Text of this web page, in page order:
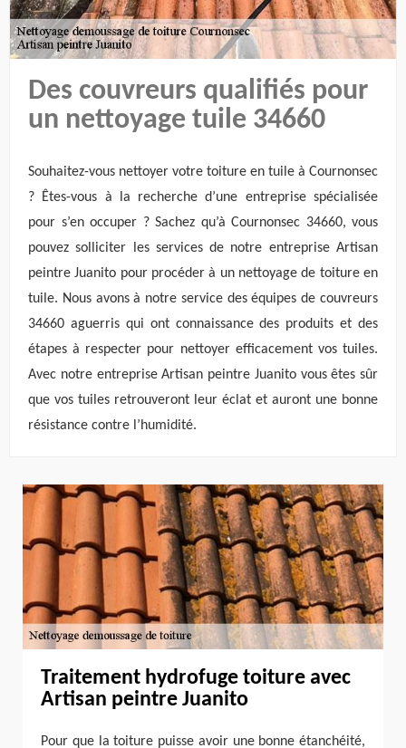
Des couvreurs qualifiés pour
un nettoyage tuile 34660
Souhaitez-vous nettoyer votre toiture en tuile à Cournonsec
? Êtes-vous à la recherche d’une entreprise spécialisée
pour s’en occuper ? Sachez qu’à Cournonsec 34660, vous
pouvez solliciter les services de notre entreprise Artisan
peintre Juanito pour procéder à un nettoyage de toiture en
tuile. Nous avons à notre service des équipes de couvreurs
34660 aguerris qui ont connaissance des produits et des
étapes à respecter pour nettoyer efficacement vos tuiles.
Avec notre entreprise Artisan peintre Juanito vous êtes sûr
que vos tuiles retrouveront leur éclat et auront une bonne
résistance contre l’humidité.
Traitement hydrofuge toiture avec
Artisan peintre Juanito
Pour que la toiture puisse avoir une bonne étanchéité,